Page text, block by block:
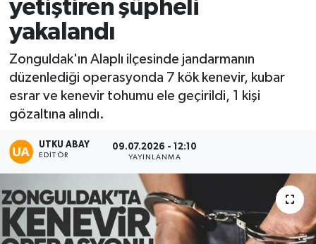
yetiştiren şüpheli
yakalandı
Zonguldak'ın Alaplı ilçesinde jandarmanın
düzenlediği operasyonda 7 kök kenevir, kubar
esrar ve kenevir tohumu ele geçirildi, 1 kişi
gözaltına alındı.
UTKU ABAY
EDITÖR
09.07.2026 - 12:10
YAYINLANMA
Çaycuma
Alaplı
Devrek
Gökçebey
Bartın
Karabük
Spor
Puan Durumu ve Fikstür
Tüm Manşetler
Son Dakika Haberleri
Haber Arşivi